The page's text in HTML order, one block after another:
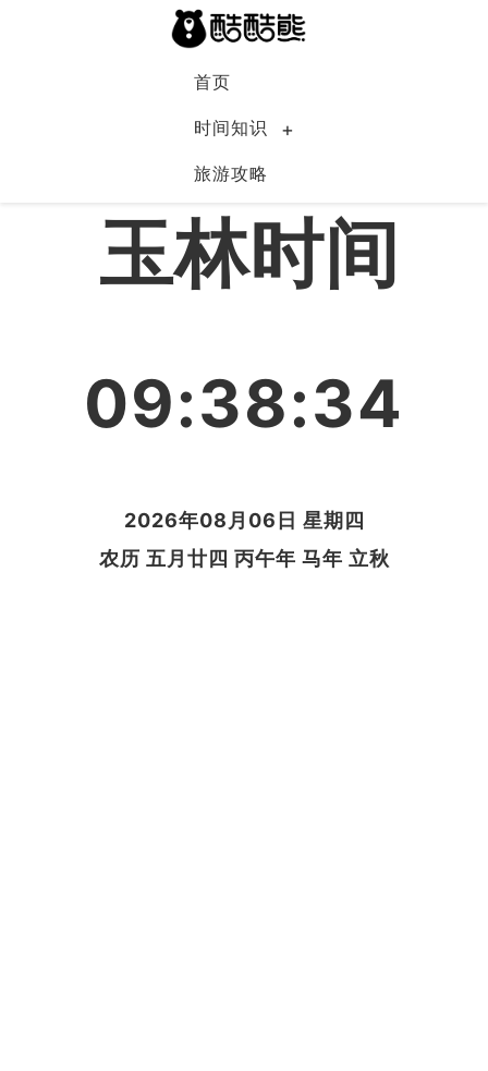
首页
时间知识
旅游攻略
中国
玉林时间
09:38:34
2026年08月06日 星期四
农历 五月廿四 丙午年 马年 立秋